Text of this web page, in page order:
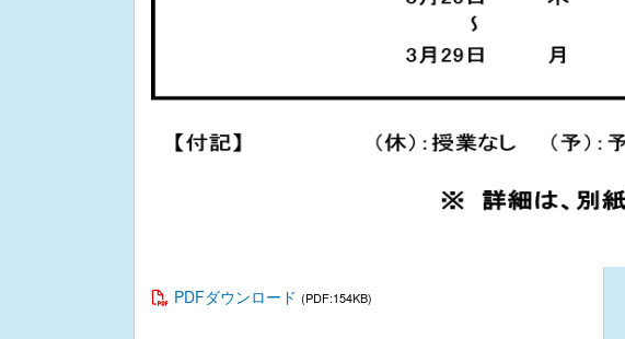
PDFダウンロード (PDF:154KB)